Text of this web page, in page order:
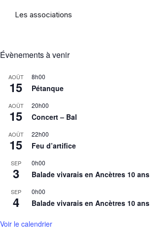
Les associations
Évènements à venir
AOÛT
15
8h00
Pétanque
AOÛT
15
20h00
Concert – Bal
AOÛT
15
22h00
Feu d’artifice
SEP
3
0h00
Balade vivarais en Ancètres 10 ans
SEP
4
0h00
Balade vivarais en Ancètres 10 ans
Voir le calendrier